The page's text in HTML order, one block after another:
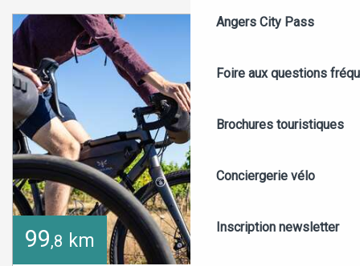
Angers City Pass
Foire aux questions
Brochures touristiques
Conciergerie vélo
Inscription newsletter
99,8 km